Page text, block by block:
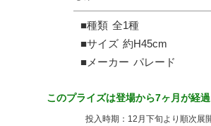
■種類 全1種
■サイズ 約H45cm
■メーカー パレード
このプライズは登場から7ヶ月が経過
投入時期：12月下旬より順次展